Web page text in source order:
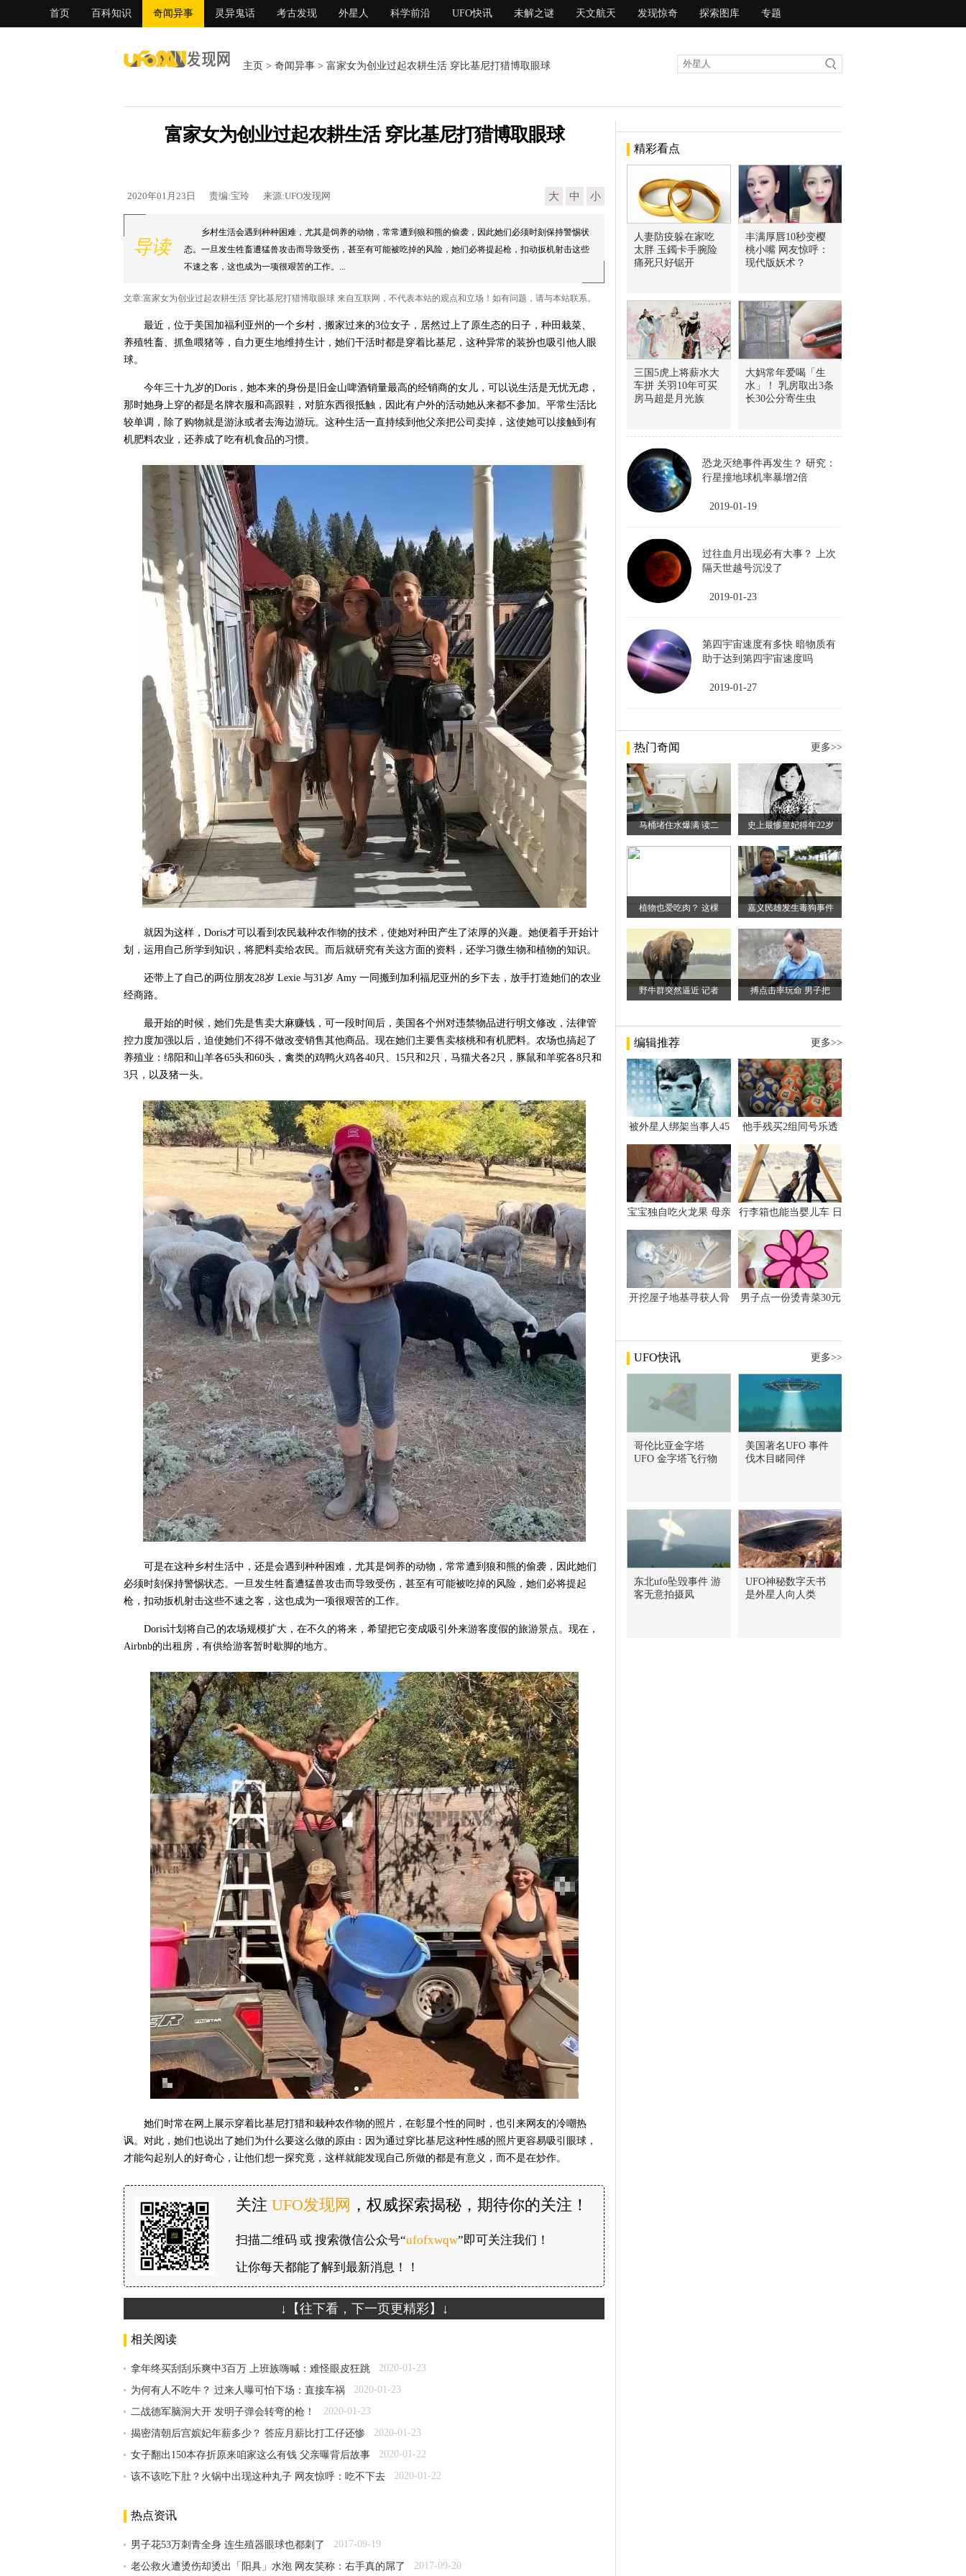
首页 百科知识 奇闻异事 灵异鬼话 考古发现 外星人 科学前沿 UFO快讯 未解之谜 天文航天 发现惊奇 探索图库 专题
主页 > 奇闻异事 > 富家女为创业过起农耕生活 穿比基尼打猎博取眼球
富家女为创业过起农耕生活 穿比基尼打猎博取眼球
2020年01月23日 责编:宝玲 来源:UFO发现网 大 中 小
导读
乡村生活会遇到种种困难，尤其是饲养的动物，常常遭到狼和熊的偷袭，因此她们必须时刻保持警惕状
态。一旦发生牲畜遭猛兽攻击而导致受伤，甚至有可能被吃掉的风险，她们必将提起枪，扣动扳机射击这些
不速之客，这也成为一项很艰苦的工作。...
文章:富家女为创业过起农耕生活 穿比基尼打猎博取眼球 来自互联网，不代表本站的观点和立场！如有问题，请与本站联系。
最近，位于美国加福利亚州的一个乡村，搬家过来的3位女子，居然过上了原生态的日子，种田栽菜、
养殖牲畜、抓鱼喂猪等，自力更生地维持生计，她们干活时都是穿着比基尼，这种异常的装扮也吸引他人眼
球。
今年三十九岁的Doris，她本来的身份是旧金山啤酒销量最高的经销商的女儿，可以说生活是无忧无虑，
那时她身上穿的都是名牌衣服和高跟鞋，对脏东西很抵触，因此有户外的活动她从来都不参加。平常生活比
较单调，除了购物就是游泳或者去海边游玩。这种生活一直持续到他父亲把公司卖掉，这使她可以接触到有
机肥料农业，还养成了吃有机食品的习惯。
就因为这样，Doris才可以看到农民栽种农作物的技术，使她对种田产生了浓厚的兴趣。她便着手开始计
划，运用自己所学到知识，将肥料卖给农民。而后就研究有关这方面的资料，还学习微生物和植物的知识。
还带上了自己的两位朋友28岁 Lexie 与31岁 Amy 一同搬到加利福尼亚州的乡下去，放手打造她们的农业
经商路。
最开始的时候，她们先是售卖大麻赚钱，可一段时间后，美国各个州对违禁物品进行明文修改，法律管
控力度加强以后，迫使她们不得不做改变销售其他商品。现在她们主要售卖核桃和有机肥料。农场也搞起了
养殖业：绵阳和山羊各65头和60头，禽类的鸡鸭火鸡各40只、15只和2只，马猫犬各2只，豚鼠和羊驼各8只和
3只，以及猪一头。
可是在这种乡村生活中，还是会遇到种种困难，尤其是饲养的动物，常常遭到狼和熊的偷袭，因此她们
必须时刻保持警惕状态。一旦发生牲畜遭猛兽攻击而导致受伤，甚至有可能被吃掉的风险，她们必将提起
枪，扣动扳机射击这些不速之客，这也成为一项很艰苦的工作。
Doris计划将自己的农场规模扩大，在不久的将来，希望把它变成吸引外来游客度假的旅游景点。现在，
Airbnb的出租房，有供给游客暂时歇脚的地方。
她们时常在网上展示穿着比基尼打猎和栽种农作物的照片，在彰显个性的同时，也引来网友的冷嘲热
讽。对此，她们也说出了她们为什么要这么做的原由：因为通过穿比基尼这种性感的照片更容易吸引眼球，
才能勾起别人的好奇心，让他们想一探究竟，这样就能发现自己所做的都是有意义，而不是在炒作。
关注 UFO发现网 ，权威探索揭秘，期待你的关注！
扫描二维码 或 搜索微信公众号“ufofxwqw”即可关注我们！
让你每天都能了解到最新消息！！
↓【往下看，下一页更精彩】↓
相关阅读
拿年终买刮刮乐爽中3百万 上班族嗨喊：难怪眼皮狂跳 2020-01-23
为何有人不吃牛？ 过来人曝可怕下场：直接车祸 2020-01-23
二战德军脑洞大开 发明子弹会转弯的枪！ 2020-01-23
揭密清朝后宫嫔妃年薪多少？ 答应月薪比打工仔还惨 2020-01-23
女子翻出150本存折原来咱家这么有钱 父亲曝背后故事 2020-01-22
该不该吃下肚？火锅中出现这种丸子 网友惊呼：吃不下去 2020-01-22
热点资讯
男子花53万刺青全身 连生殖器眼球也都刺了 2017-09-19
老公救火遭烫伤却烫出「阳具」水泡 网友笑称：右手真的屌了 2017-09-20
精彩看点
人妻防疫躲在家吃
太胖 玉鐲卡手腕险
痛死只好锯开
丰满厚唇10秒变樱
桃小嘴 网友惊呼：
现代版妖术？
三国5虎上将薪水大
车拼 关羽10年可买
房马超是月光族
大妈常年爱喝「生
水」！ 乳房取出3条
长30公分寄生虫
恐龙灭绝事件再发生？ 研究：
行星撞地球机率暴增2倍
2019-01-19
过往血月出现必有大事？ 上次
隔天世越号沉没了
2019-01-23
第四宇宙速度有多快 暗物质有
助于达到第四宇宙速度吗
2019-01-27
热门奇闻 更多>>
马桶堵住水爆满 读二 史上最惨皇妃得年22岁
植物也爱吃肉？ 这棵 嘉义民雄发生毒狗事件
野牛群突然逼近 记者 搏点击率玩命 男子把
编辑推荐 更多>>
被外星人绑架当事人45
斯卡古拉事件
他手残买2组同号乐透
万
宝宝独自吃火龙果 母亲
行李箱也能当婴儿车 日
开挖屋子地基寻获人骨
男子点一份烫青菜30元
UFO快讯 更多>>
哥伦比亚金字塔
UFO 金字塔飞行物
美国著名UFO 事件
伐木目睹同伴
东北ufo坠毁事件 游
客无意拍摄凤
UFO神秘数字天书
是外星人向人类